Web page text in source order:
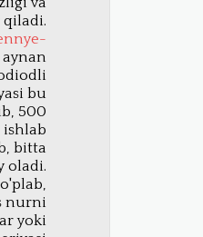
bu
500
bitta
oladi.
nurni
yoki